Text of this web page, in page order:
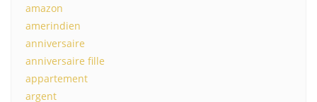
amazon
amerindien
anniversaire
anniversaire fille
appartement
argent